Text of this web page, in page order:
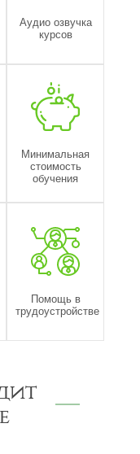
Аудио озвучка
курсов
Минимальная
стоимость
обучения
Помощь в
трудоустройстве